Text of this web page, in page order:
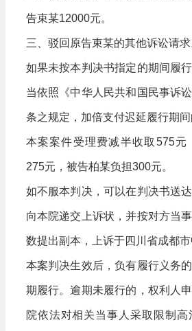
告束某12000元。
三、驳回原告束某的其他诉讼请求
如果未按本判决书指定的期间履
当依照《中华人民共和国民事诉
条之规定，加倍支付迟延履行期间
本案案件受理费减半收取575元
275元，被告柏某负担300元。
如不服本判决，可以在判决书送
向本院递交上诉状，并按对方当
数提出副本，上诉于四川省成都市
本案判决生效后，负有履行义务
期履行。逾期未履行的，权利人
院依法对相关当事人采取限制高